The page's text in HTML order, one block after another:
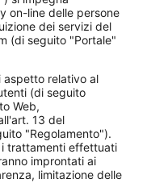
on-line delle persone
dei servizi del
(di seguito "Portale"
aspetto relativo al
(di seguito
Web,
13 del
"Regolamento").
i trattamenti effettuati
improntati ai
limitazione delle